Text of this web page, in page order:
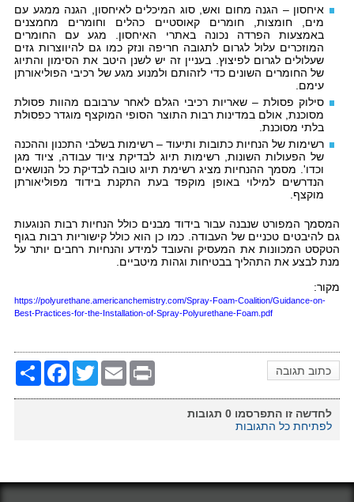
איחסון – הגנה מחום ואש, סוג המיכלים לאיחסון, הגנה ממגע עם
מים, חומצות, חומרים קאוסטיים כהלים וחומרים מחמצנים
באמצעות הפרדה נכונה באתרי האיחסון. מגע עם החומרים
המוזכרים עלול לגרום לתגובה חריפה ונזק כמו גם להיווצרות גזים
שעלולים לגרום לפיצוץ. בעניין זה יש לשנן היטב את הסימון והתיוג
של החומרים השונים כדי לזהותם ולמנוע מגע של רכיבי הפוליאורתן
עימם.
סילוק פסולת – שאריות רכיבי הגלם לאחר ערבובם מהוות פסולת
מסוכנת, אולם במדינות רבות התוצר הסופי המוקצף מוגדר כפסולת
בלתי מסוכנת.
רשימות של הנחיות כתובות ותיעוד – רשימות בשלבי התכנון וההכנה
של הפעולות השונות, רשימות תיוג לבדיקת ציוד עבודה, ציוד מגן
וכדו'. מסמך ההנחיות מציג רשימת תיוג טובה לבדיקת כל הנושאים
הנדרשים למילוי באופן מוקפד בעת התקנת בידוד מפוליאורתן
מוקצף.
המסמך המפורט שנבנה עבור בידוד מבנים כולל הנחיות רבות הנוגעות
גם להיבטים טכניים של העבודה. כמו כן הוא כולל קישוריות רבות בגוף
הטקסט המכוונות את המעסיק והעובד למידע והנחיות רחבים יותר על
מנת לבצע את התהליך בבטיחות וגהות מיטביים.
מקור:
https://polyurethane.americanchemistry.com/Spray-Foam-Coalition/Guidance-on-
Best-Practices-for-the-Installation-of-Spray-Polyurethane-Foam.pdf
כתוב תגובה ShareFacebookTwitter Email Print
לחדשה זו התפרסמו 0 תגובות
לפתיחת כל התגובות